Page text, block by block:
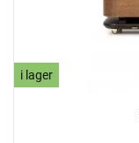
i lager